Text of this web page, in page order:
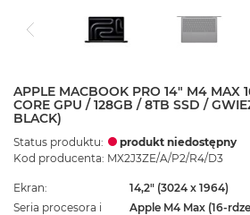
APPLE MACBOOK PRO 14" M4 MAX
CORE GPU / 128GB / 8TB SSD /
BLACK)
Status produktu:
produkt niedostępny
Kod producenta: MX2J3ZE/A/P2/R4/D3
Ekran
14,2" (3024 x 1964)
Seria procesora i
Apple M4 Max (16-